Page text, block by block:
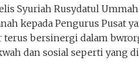
Syuriah Rusydatul
kepada Pengurus Pusat
terus bersinergi dalam
dan sosial seperti yang